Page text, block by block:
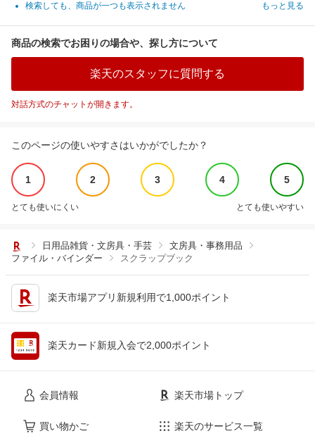
検索しても、商品が一つも表示されません
もっと見る
商品の検索でお困りの場合や、探し方について
楽天のスタッフに質問する
対話方式のチャットが開きます。
このページの使いやすさはいかがでしたか？
1 2 3 4 5
とても使いにくい とても使いやすい
日用品雑貨・文房具・手芸
文房具・事務用品
ファイル・バインダー
スクラップブック
楽天市場アプリ新規利用で1,000ポイント
楽天カード新規入会で2,000ポイント
会員情報
買い物かご
楽天市場トップ
楽天のサービス一覧